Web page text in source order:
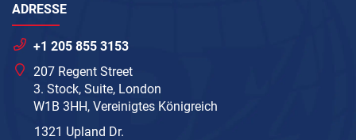
ADRESSE
+1 205 855 3153
207 Regent Street
3. Stock, Suite, London
W1B 3HH, Vereinigtes Königreich
1321 Upland Dr.